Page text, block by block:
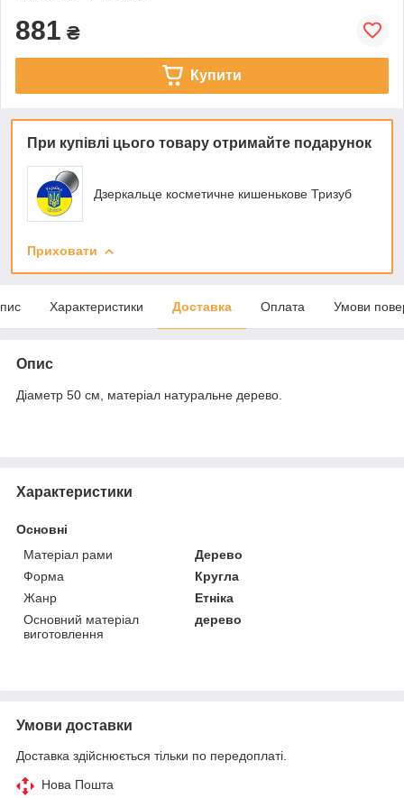
881 ₴
Купити
При купівлі цього товару отримайте подарунок
Дзеркальце косметичне кишенькове Тризуб
Приховати
Характеристики Доставка Оплата Умови
Опис
Діаметр 50 см, матеріал натуральне дерево.
Характеристики
Основні
Матеріал рами
Дерево
Форма
Кругла
Жанр
Етніка
Основний матеріал
виготовлення
дерево
Умови доставки
Доставка здійснюється тільки по передоплаті.
Нова Пошта